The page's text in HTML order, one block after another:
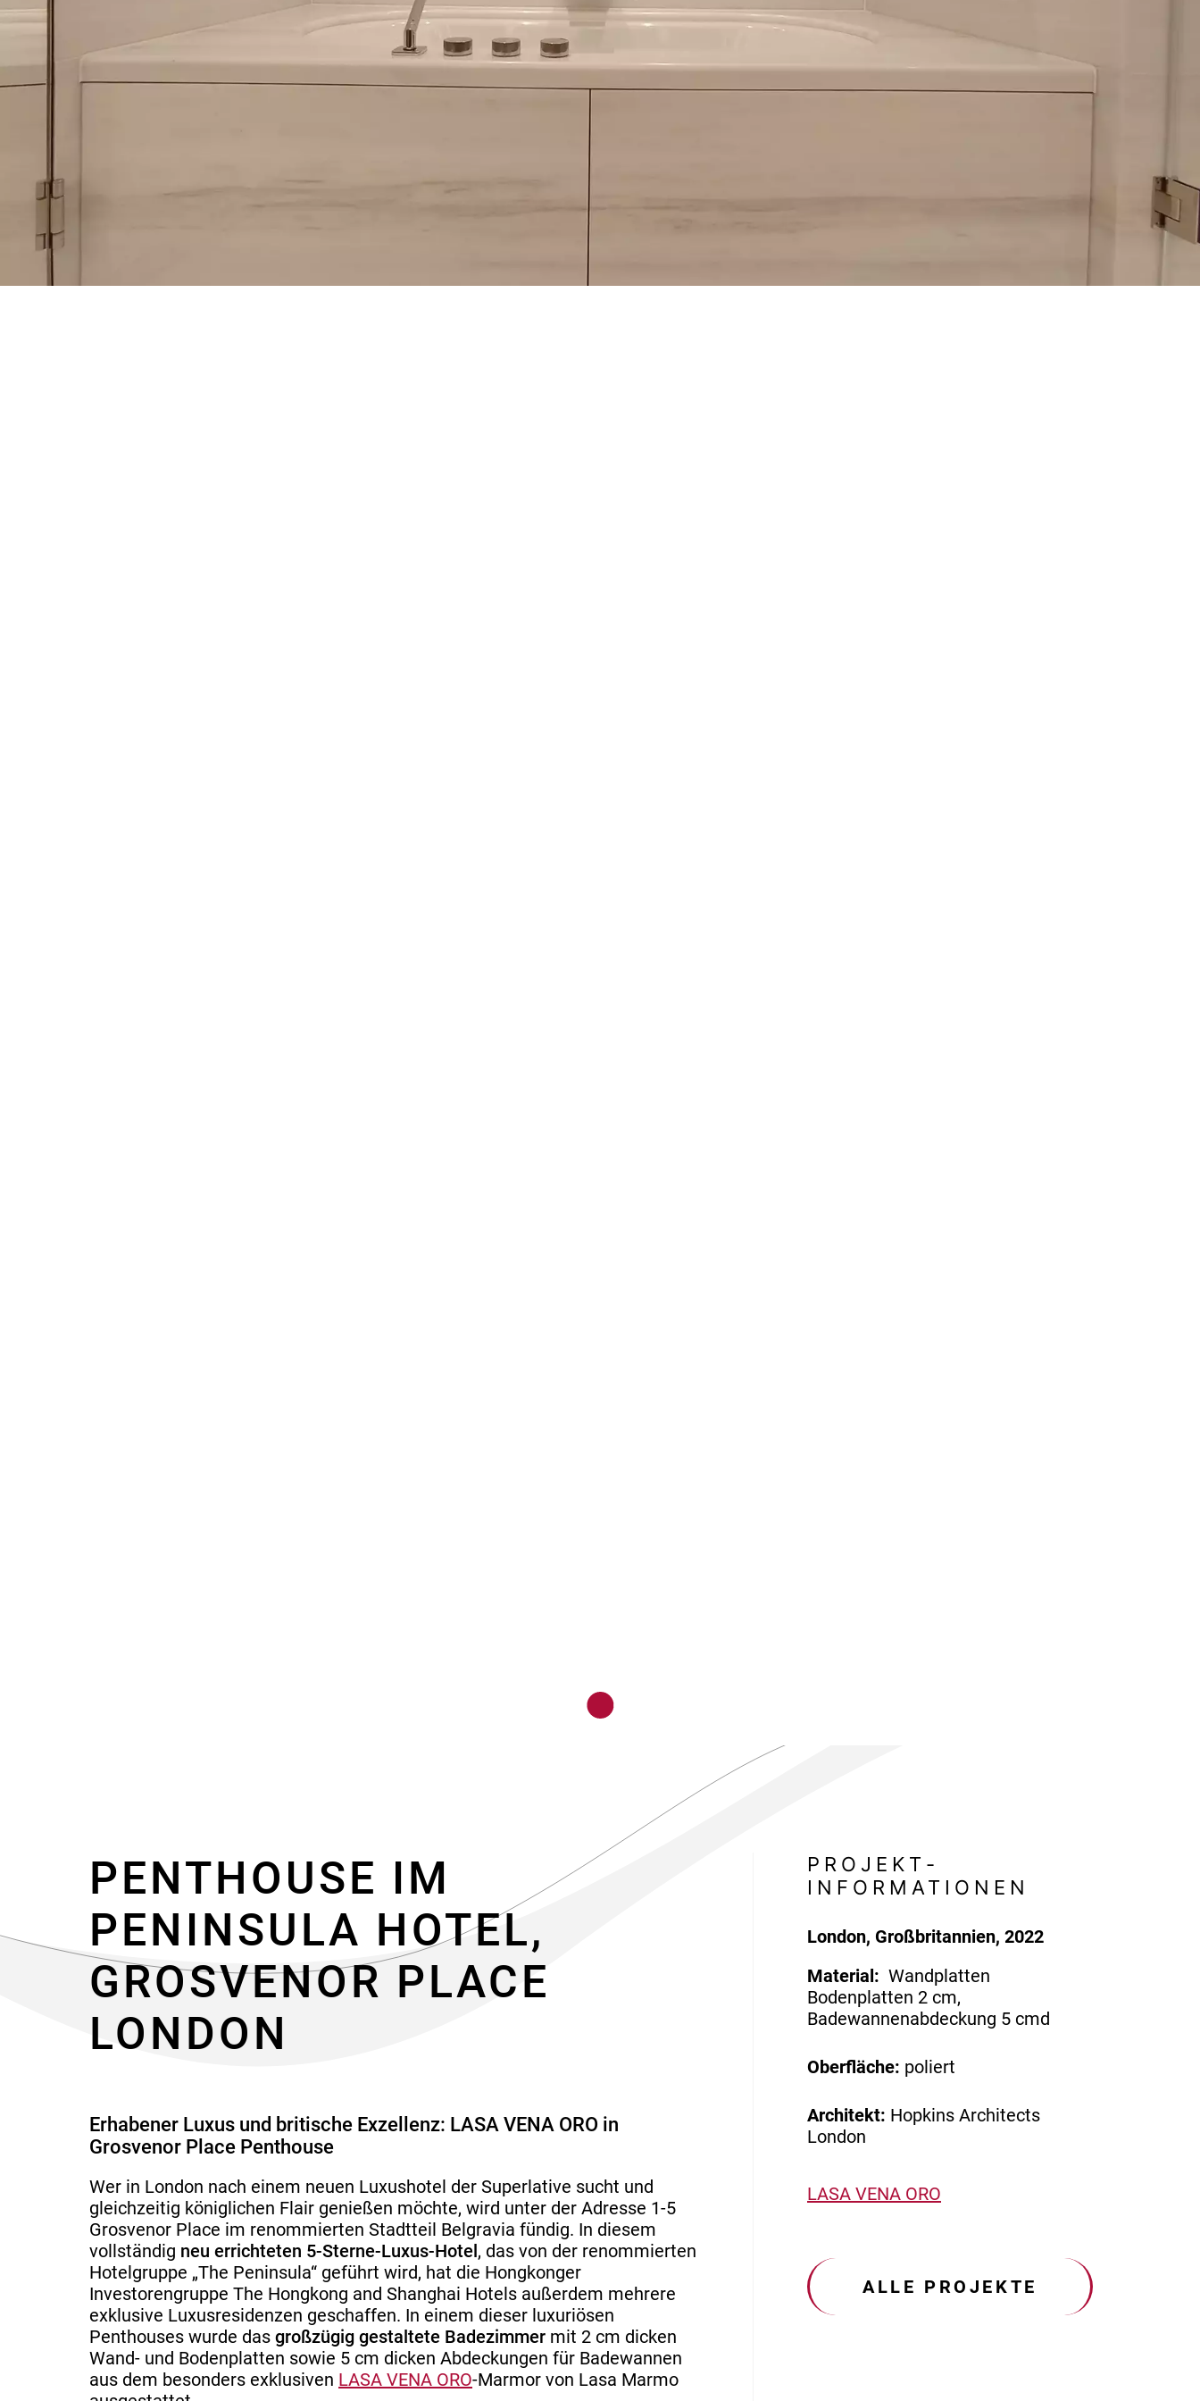
PENTHOUSE IM
PENINSULA HOTEL,
GROSVENOR PLACE
LONDON
Erhabener Luxus und britische Exzellenz: LASA VENA ORO in
Grosvenor Place Penthouse
Wer in London nach einem neuen Luxushotel der Superlative sucht und
gleichzeitig königlichen Flair genießen möchte, wird unter der Adresse 1-5
Grosvenor Place im renommierten Stadtteil Belgravia fündig. In diesem
vollständig neu errichteten 5-Sterne-Luxus-Hotel, das von der renommierten
Hotelgruppe „The Peninsula“ geführt wird, hat die Hongkonger
Investorengruppe The Hongkong and Shanghai Hotels außerdem mehrere
exklusive Luxusresidenzen geschaffen. In einem dieser luxuriösen
Penthouses wurde das großzügig gestaltete Badezimmer mit 2 cm dicken
Wand- und Bodenplatten sowie 5 cm dicken Abdeckungen für Badewannen
aus dem besonders exklusiven LASA VENA ORO-Marmor von Lasa Marmo
PROJEKT­
INFORMATIONEN
London, Großbritannien, 2022
Material: Wandplatten
Bodenplatten 2 cm,
Badewannenabdeckung 5 cmd
Oberfläche: poliert
Architekt: Hopkins Architects
London
LASA VENA ORO
ALLE PROJEKTE